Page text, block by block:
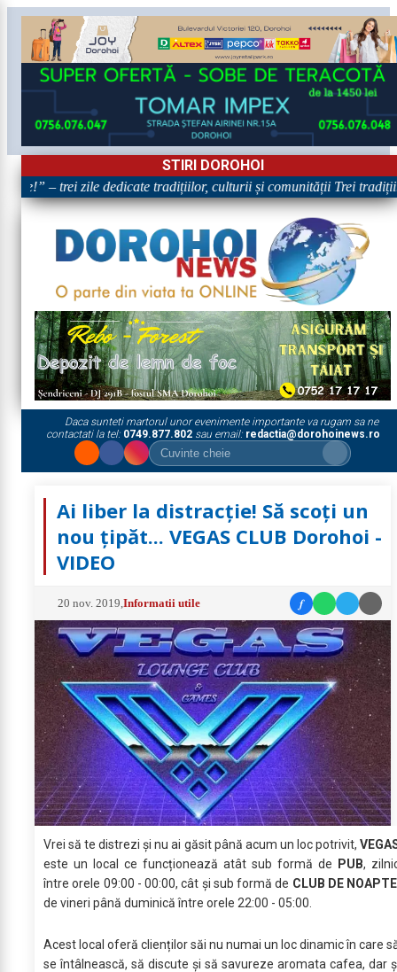
STIRI DOROHOI
– trei zile dedicate tradițiilor, culturii și comunității Trei tradiții.
Daca sunteti martorul unor evenimente importante va rugam sa ne
contactati la tel: 0749.877.802sau email: redactia@dorohoinews.ro
Ai liber la distracție! Să scoți un
nou țipăt... VEGAS CLUB Dorohoi -
VIDEO
20 nov. 2019 ,Informatii utile f
Vrei să te distrezi și nu ai găsit până acum un loc potrivit,
este un local ce funcționează atât sub formă de
PUB,
între orele 09:00 - 00:00, cât și sub formă de CLUB DE NOAPTE
de vineri până duminică între orele 22:00 - 05:00.
Acest local oferă clienților săi nu numai un loc dinamic în care
se întâlnească, să discute și să savureze aromata cafea, dar